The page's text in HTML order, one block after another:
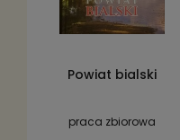
Powiat bialski
praca zbiorowa